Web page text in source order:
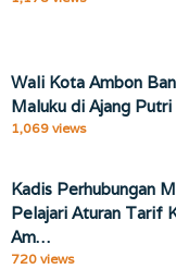
Wali Kota Ambon
Maluku di Ajang
1,069 views
Kadis Perhubungan
Pelajari Aturan Tarif
Am…
720 views